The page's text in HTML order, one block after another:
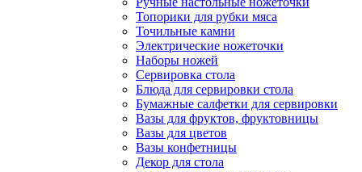
Топорики для рубки мяса
Точильные камни
Электрические ножеточки
Наборы ножей
Сервировка стола
Блюда для сервировки стола
Бумажные салфетки для сервировки
Вазы для фруктов, фруктовницы
Вазы для цветов
Вазы конфетницы
Декор для стола